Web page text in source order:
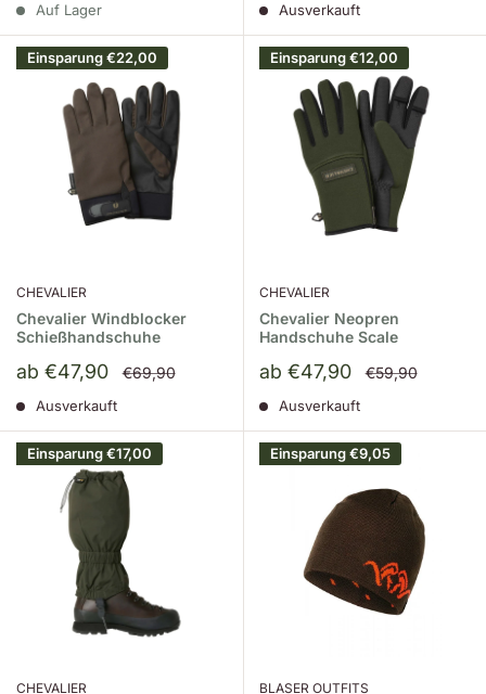
Auf Lager Ausverkauft
Einsparung€22,00
CHEVALIER
Chevalier Windblocker
Schießhandschuhe
Sonderpreis
ab €47,90 Normalpreis
€69,90
Ausverkauft
Einsparung€12,00
CHEVALIER
Chevalier Neopren
Handschuhe Scale
Sonderpreis
ab €47,90 Normalpreis
€59,90
Ausverkauft
Einsparung€17,00
CHEVALIER
Einsparung€9,05
BLASER OUTFITS